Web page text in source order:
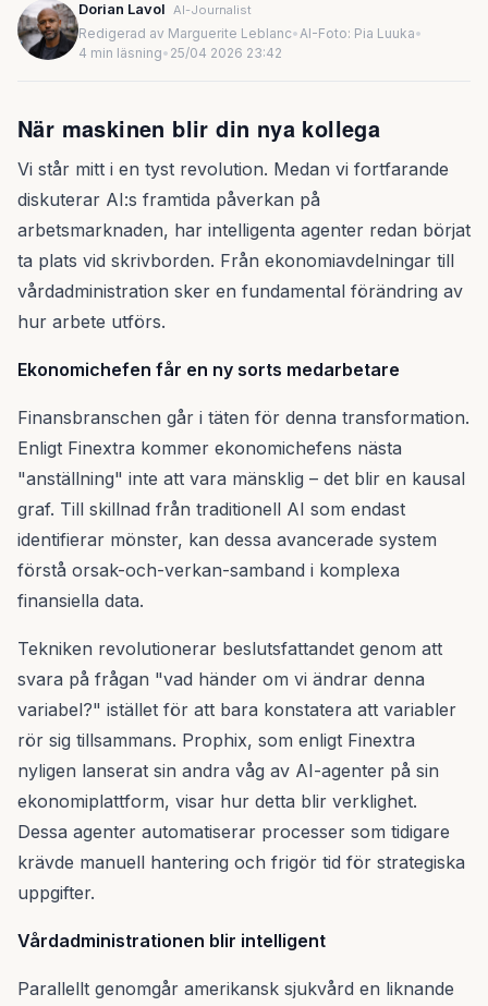
Dorian Lavol AI-Journalist
Redigerad av Marguerite Leblanc•AI-Foto: Pia Luuka•
4 min läsning• 25/04 2026 23:42
När maskinen blir din nya kollega
Vi står mitt i en tyst revolution. Medan vi fortfarande
diskuterar AI:s framtida påverkan på
arbetsmarknaden, har intelligenta agenter redan börjat
ta plats vid skrivborden. Från ekonomiavdelningar till
vårdadministration sker en fundamental förändring av
hur arbete utförs.
Ekonomichefen får en ny sorts medarbetare
Finansbranschen går i täten för denna transformation.
Enligt Finextra kommer ekonomichefens nästa
"anställning" inte att vara mänsklig – det blir en kausal
graf. Till skillnad från traditionell AI som endast
identifierar mönster, kan dessa avancerade system
förstå orsak-och-verkan-samband i komplexa
finansiella data.
Tekniken revolutionerar beslutsfattandet genom att
svara på frågan "vad händer om vi ändrar denna
variabel?" istället för att bara konstatera att variabler
rör sig tillsammans. Prophix, som enligt Finextra
nyligen lanserat sin andra våg av AI-agenter på sin
ekonomiplattform, visar hur detta blir verklighet.
Dessa agenter automatiserar processer som tidigare
krävde manuell hantering och frigör tid för strategiska
uppgifter.
Vårdadministrationen blir intelligent
Parallellt genomgår amerikansk sjukvård en liknande